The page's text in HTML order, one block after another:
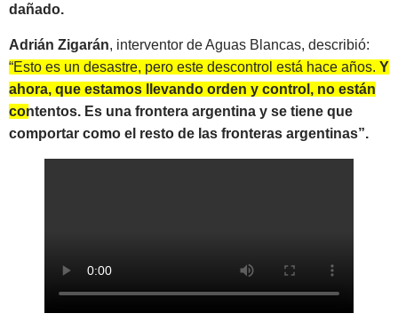
dañado.
Adrián Zigarán, interventor de Aguas Blancas, describió:
“Esto es un desastre, pero este descontrol está hace años. Y
ahora, que estamos llevando orden y control, no están
contentos. Es una frontera argentina y se tiene que
comportar como el resto de las fronteras argentinas”.